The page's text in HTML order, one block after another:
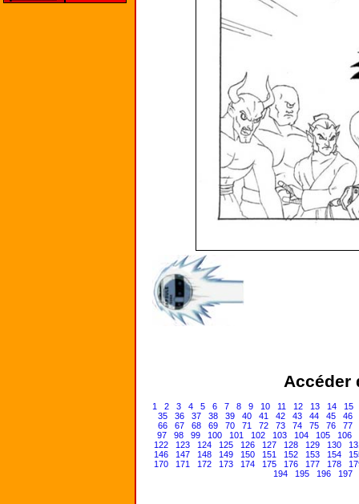
Accéder
1 2 3 4 5 6 7 8 9 10 11 12 13 14
15
35
36 37 38 39 40 41 42 43 44 45
46
66
67 68 69 70 71 72 73 74 75 76
77
97
98 99 100 101 102 103 104 105
106
122
123 124 125 126 127 128 129 130
146
147 148 149 150 151 152 153 154
170
171 172 173 174 175 176 177 178
194
195 196 197